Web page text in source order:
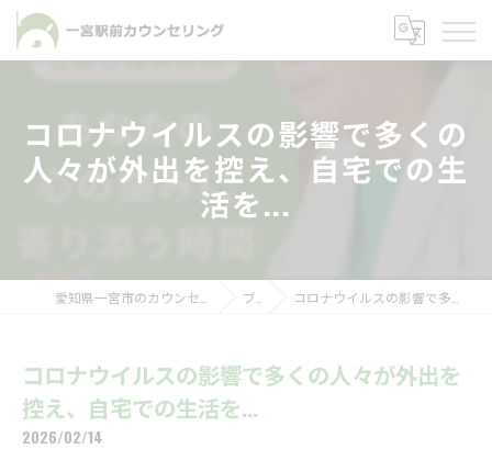
コロナウイルスの影響で多くの
人々が外出を控え、自宅での生
活を...
ブログ コロナウイルスの影響で多くの人々が外出を控え、自宅での生活を...
コロナウイルスの影響で多くの人々が外出を
控え、自宅での生活を...
2026/02/14